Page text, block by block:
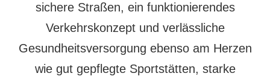
sichere Straßen, ein funktionierendes
Verkehrskonzept und verlässliche
Gesundheitsversorgung ebenso am Herzen
wie gut gepflegte Sportstätten, starke